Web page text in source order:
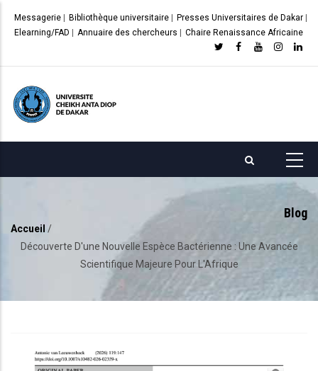
principal
Messagerie Bibliothèque universitaire Presses Universitaires de Dakar
Elearning/FAD
Annuaire des chercheurs Chaire Renaissance Africaine
Blog
Fil
Accueil /
Découverte D'une Nouvelle Espèce Bactérienne : Une Avancée
Scientifique Majeure Pour L'Afrique